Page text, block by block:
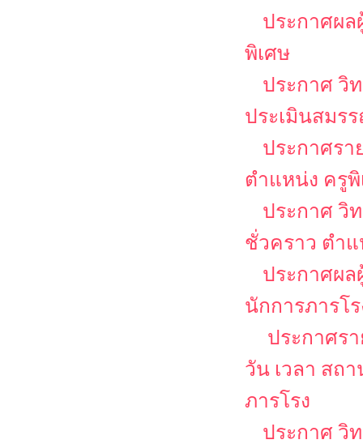
ประกาศผ
พิเศษ
ประกาศ วิ
ประเมินสมร
ประกาศรา
ตำแหน่ง ครูพิ
ประกาศ วิ
ชั่วคราว ตำ
ประกาศผ
นักการภารโร
ประกาศร
วัน เวลา สถ
ภารโรง
ประกาศ วิ